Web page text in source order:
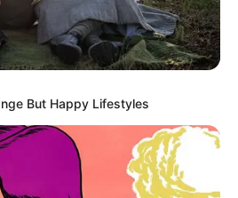
estava em frente ao Palácio da
não receberam a gratificação de
extra de fim de ano.Pouco antes
foram liberados.
But Happy Lifestyles